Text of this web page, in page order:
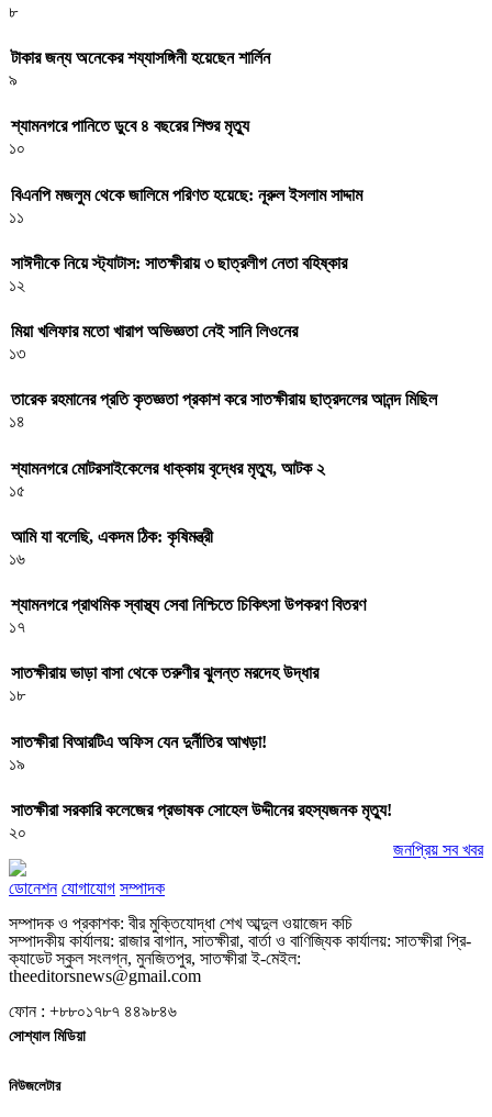
৮
টাকার জন্য অনেকের শয্যাসঙ্গিনী হয়েছেন শার্লিন
৯
শ্যামনগরে পানিতে ডুবে ৪ বছরের শিশুর মৃত্যু
১০
বিএনপি মজলুম থেকে জালিমে পরিণত হয়েছে: নূরুল ইসলাম সাদ্দাম
১১
সাঈদীকে নিয়ে স্ট্যাটাস: সাতক্ষীরায় ৩ ছাত্রলীগ নেতা বহিষ্কার
১২
মিয়া খলিফার মতো খারাপ অভিজ্ঞতা নেই সানি লিওনের
১৩
তারেক রহমানের প্রতি কৃতজ্ঞতা প্রকাশ করে সাতক্ষীরায় ছাত্রদলের আনন্দ মিছিল
১৪
শ্যামনগরে মোটরসাইকেলের ধাক্কায় বৃদ্ধের মৃত্যু, আটক ২
১৫
আমি যা বলেছি, একদম ঠিক: কৃষিমন্ত্রী
১৬
শ্যামনগরে প্রাথমিক স্বাস্থ্য সেবা নিশ্চিতে চিকিৎসা উপকরণ বিতরণ
১৭
সাতক্ষীরায় ভাড়া বাসা থেকে তরুণীর ঝুলন্ত মরদেহ উদ্ধার
১৮
সাতক্ষীরা বিআরটিএ অফিস যেন দুর্নীতির আখড়া!
১৯
সাতক্ষীরা সরকারি কলেজের প্রভাষক সোহেল উদ্দীনের রহস্যজনক মৃত্যু!
২০
জনপ্রিয় সব খবর
ডোনেশন যোগাযোগ সম্পাদক
সম্পাদক ও প্রকাশক: বীর মুক্তিযোদ্ধা শেখ আব্দুল ওয়াজেদ কচি
সম্পাদকীয় কার্যালয়: রাজার বাগান, সাতক্ষীরা, বার্তা ও বাণিজ্যিক কার্যালয়: সাতক্ষীরা প্রি-
ক্যাডেট স্কুল সংলগ্ন, মুনজিতপুর, সাতক্ষীরা ই-মেইল:
theeditorsnews@gmail.com
ফোন : +৮৮০১৭৮৭ ৪৪৯৮৪৬
সোশ্যাল মিডিয়া
নিউজলেটার